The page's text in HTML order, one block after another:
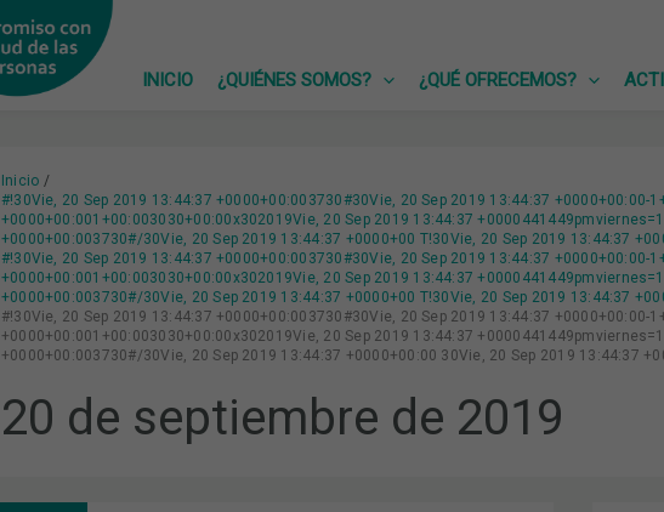
INICIO
¿QUIÉNES SOMOS? ¿QUÉ OFRECEMOS?
Inicio
#!30Vie, 20 Sep 2019 13:44:37 +0000+00:003730#30Vie, 20 Sep 2019 13:44:37 +0000+00:00-
+0000+00:001+00:003030+00:00x302019Vie, 20 Sep 2019 13:44:37
+0000+00:003730#/30Vie, 20 Sep 2019 13:44:37 +0000+00 T!30Vie, 20 Sep 2019 13:44:37
#!30Vie, 20 Sep 2019 13:44:37 +0000+00:003730#30Vie, 20 Sep 2019 13:44:37 +0000+00:00-
+0000+00:001+00:003030+00:00x302019Vie, 20 Sep 2019 13:44:37
+0000+00:003730#/30Vie, 20 Sep 2019 13:44:37 +0000+00 T!30Vie, 20 Sep 2019 13:44:37
#!30Vie, 20 Sep 2019 13:44:37 +0000+00:003730#30Vie, 20 Sep 2019 13:44:37 +0000+00:00-
+0000+00:001+00:003030+00:00x302019Vie, 20 Sep 2019 13:44:37
+0000+00:003730#/30Vie, 20 Sep 2019 13:44:37 +0000+00:00 30Vie, 20 Sep 2019 13:44:37
20 de septiembre de 2019